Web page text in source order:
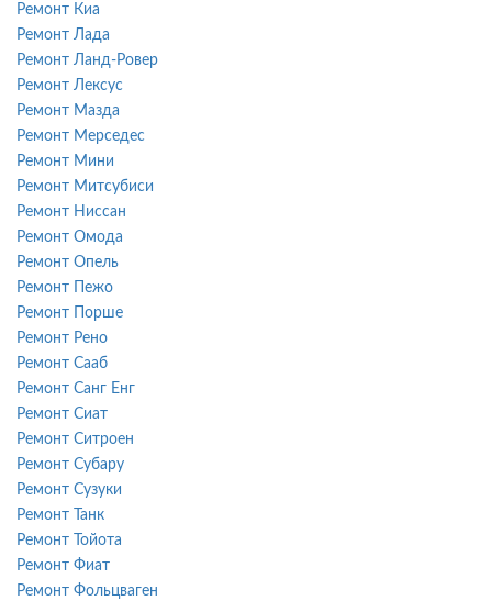
Ремонт Киа
Ремонт Лада
Ремонт Ланд-Ровер
Ремонт Лексус
Ремонт Мазда
Ремонт Мерседес
Ремонт Мини
Ремонт Митсубиси
Ремонт Ниссан
Ремонт Омода
Ремонт Опель
Ремонт Пежо
Ремонт Порше
Ремонт Рено
Ремонт Сааб
Ремонт Санг Енг
Ремонт Сиат
Ремонт Ситроен
Ремонт Субару
Ремонт Сузуки
Ремонт Танк
Ремонт Тойота
Ремонт Фиат
Ремонт Фольцваген